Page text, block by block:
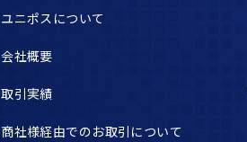
ユニポスについて
会社概要
取引実績
商社様経由でのお取引について